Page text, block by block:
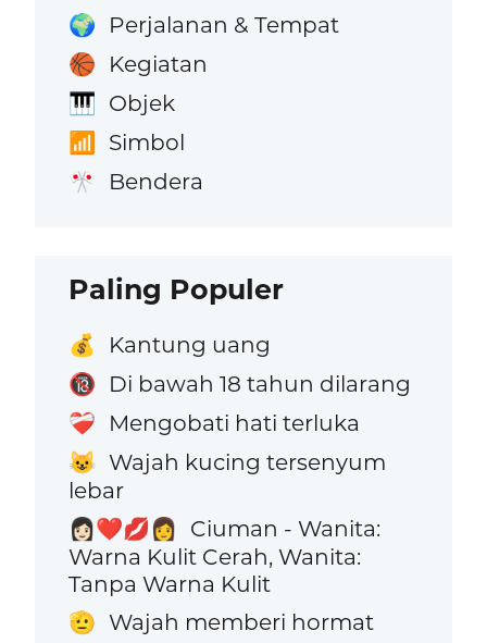
🌍 Perjalanan & Tempat
🏀 Kegiatan
🎹 Objek
📶 Simbol
🎌 Bendera
Paling Populer
💰 Kantung uang
🔞 Di bawah 18 tahun dilarang
❤️‍🩹 Mengobati hati terluka
😺 Wajah kucing tersenyum
lebar
👩🏻‍❤️‍💋‍👩
Ciuman - Wanita:
Warna Kulit Cerah, Wanita:
Tanpa Warna Kulit
🫡 Wajah memberi hormat